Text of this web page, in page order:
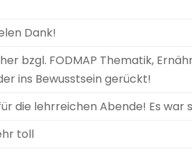
Dank!
bzgl. FODMAP Thematik,
ins Bewusstsein gerückt!
die lehrreichen Abende! Es war
toll